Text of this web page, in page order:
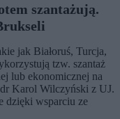
szantażują.
jak Białoruś, Turcja,
tzw. szantaż
lub ekonomicznej na
Karol Wilczyński z UJ.
dzięki wsparciu ze